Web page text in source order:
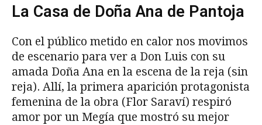
La Casa de Doña Ana de Pantoja
Con el público metido en calor nos movimos
de escenario para ver a Don Luis con su
amada Doña Ana en la escena de la reja (sin
reja). Allí, la primera aparición protagonista
femenina de la obra (Flor Saraví) respiró
amor por un Megía que mostró su mejor